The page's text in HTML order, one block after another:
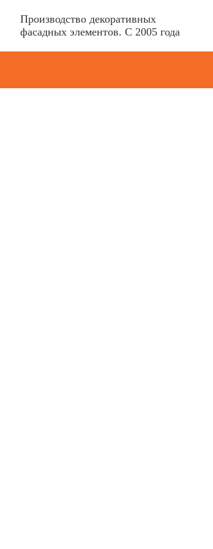
Производство декоративных
фасадных элементов. С 2005 года